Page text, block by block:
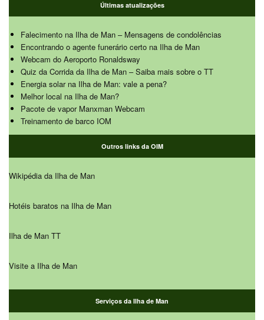
Últimas atualizações
Falecimento na Ilha de Man – Mensagens de condolências
Encontrando o agente funerário certo na Ilha de Man
Webcam do Aeroporto Ronaldsway
Quiz da Corrida da Ilha de Man – Saiba mais sobre o TT
Energia solar na Ilha de Man: vale a pena?
Melhor local na Ilha de Man?
Pacote de vapor Manxman Webcam
Treinamento de barco IOM
Outros links da OIM
Wikipédia da Ilha de Man
Hotéis baratos na Ilha de Man
Ilha de Man TT
Visite a Ilha de Man
Serviços da Ilha de Man